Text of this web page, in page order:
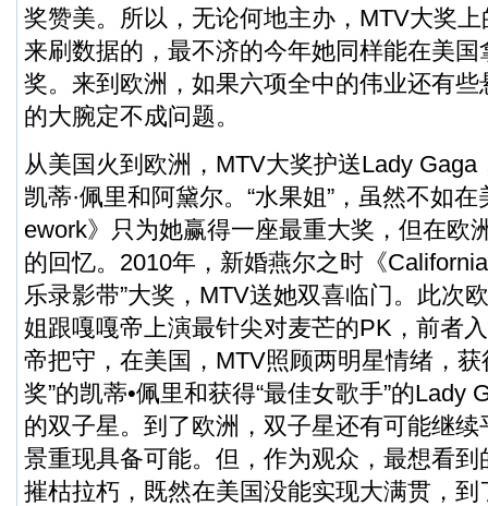
奖赞美。所以，无论何地主办，MTV大奖
来刷数据的，最不济的今年她同样能在美国
奖。来到欧洲，如果六项全中的伟业还有
的大腕定不成问题。
从美国火到欧洲，MTV大奖护送Lady
凯蒂·佩里和阿黛尔。“水果姐”，虽然不如
ework》只为她赢得一座最重大奖，但在欧
的回忆。2010年，新婚燕尔之时《
乐录影带”大奖，MTV送她双喜临门。此次
姐跟嘎嘎帝上演最针尖对麦芒的PK，前者
帝把守，在美国，MTV照顾两明星情绪，获
奖”的凯蒂•佩里和获得“最佳女歌手”的Lady
的双子星。到了欧洲，双子星还有可能继
景重现具备可能。但，作为观众，最想看
摧枯拉朽，既然在美国没能实现大满贯，